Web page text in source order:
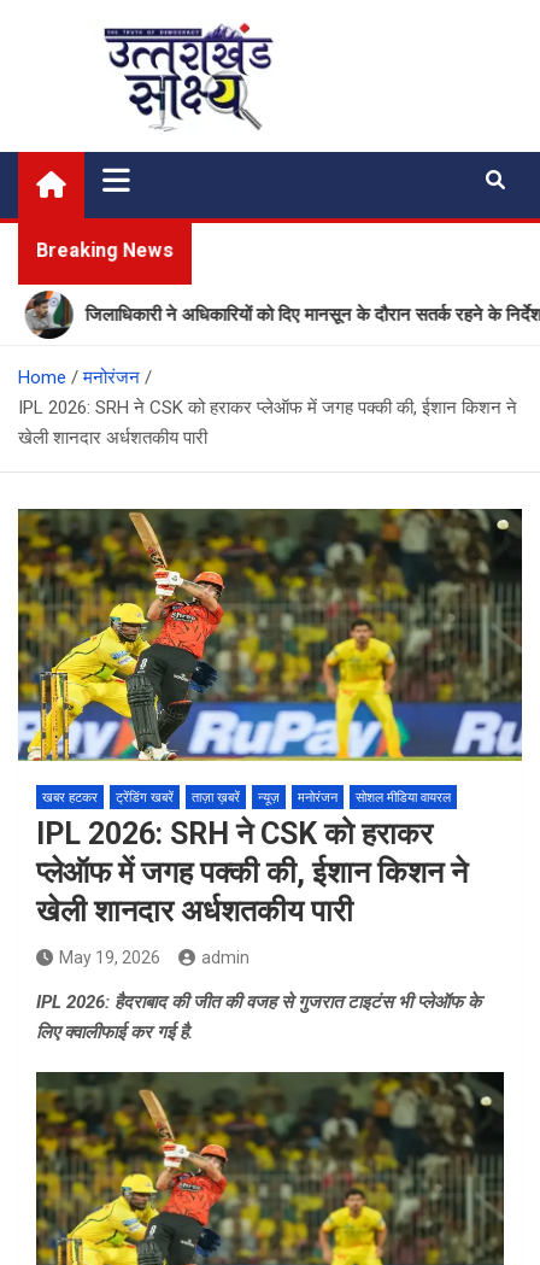
Uttarakhand Shakshya
My News Portal
Breaking News
जिलाधिकारी ने अधिकारियों को दिए मानसून के दौरान सतर्क रहने के निर्देश
Home
मनोरंजन
IPL 2026: SRH ने CSK को हराकर प्लेऑफ में जगह पक्की की, ईशान किशन ने
खेली शानदार अर्धशतकीय पारी
खबर हटकर ट्रेंडिंग खबरें ताज़ा ख़बरें न्यूज़ मनोरंजन सोशल मीडिया वायरल
IPL 2026: SRH ने CSK को हराकर
प्लेऑफ में जगह पक्की की, ईशान किशन ने
खेली शानदार अर्धशतकीय पारी
May 19, 2026 admin
IPL 2026: हैदराबाद की जीत की वजह से गुजरात टाइटंस भी प्लेऑफ के
लिए क्वालीफाई कर गई है.